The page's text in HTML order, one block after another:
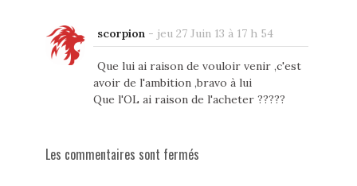
scorpion- jeu 27 Juin 13 à 17 h 54
Que lui ai raison de vouloir venir ,c'est
avoir de l'ambition ,bravo à lui
Que l'OL ai raison de l'acheter ?????
Les commentaires sont fermés